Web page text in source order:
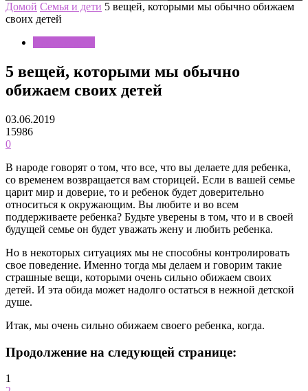
Домой Семья и дети 5 вещей, которыми мы обычно обижаем
своих детей
5 вещей, которыми мы обычно
обижаем своих детей
03.06.2019
15986
0
В народе говорят о том, что все, что вы делаете для ребенка,
со временем возвращается вам сторицей. Если в вашей семье
царит мир и доверие, то и ребенок будет доверительно
относиться к окружающим. Вы любите и во всем
поддерживаете ребенка? Будьте уверены в том, что и в своей
будущей семье он будет уважать жену и любить ребенка.
Но в некоторых ситуациях мы не способны контролировать
свое поведение. Именно тогда мы делаем и говорим такие
страшные вещи, которыми очень сильно обижаем своих
детей. И эта обида может надолго остаться в нежной детской
душе.
Итак, мы очень сильно обижаем своего ребенка, когда.
Продолжение на следующей странице:
1